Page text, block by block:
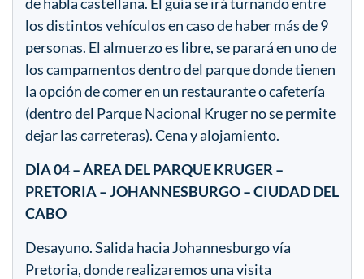
los distintos vehículos en caso de haber más de 9
personas. El almuerzo es libre, se parará en uno de
los campamentos dentro del parque donde tienen
la opción de comer en un restaurante o cafetería
(dentro del Parque Nacional Kruger no se permite
dejar las carreteras). Cena y alojamiento.
DÍA 04 – ÁREA DEL PARQUE KRUGER –
PRETORIA – JOHANNESBURGO – CIUDAD DEL
CABO
Desayuno. Salida hacia Johannesburgo vía
Pretoria, donde realizaremos una visita